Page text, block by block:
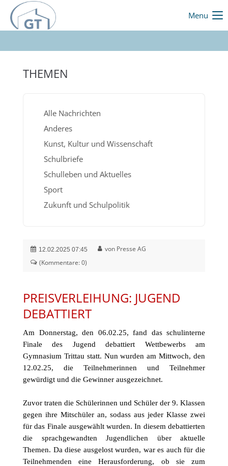
Menu
THEMEN
Alle Nachrichten
Anderes
Kunst, Kultur und Wissenschaft
Schulbriefe
Schulleben und Aktuelles
Sport
Zukunft und Schulpolitik
12.02.2025 07:45
von Presse AG
(Kommentare: 0)
PREISVERLEIHUNG: JUGEND
DEBATTIERT
Am Donnerstag, den 06.02.25, fand das schulinterne
Finale des Jugend debattiert Wettbewerbs am
Gymnasium Trittau statt. Nun wurden am Mittwoch, den
12.02.25, die Teilnehmerinnen und Teilnehmer
gewürdigt und die Gewinner ausgezeichnet.
Zuvor traten die Schülerinnen und Schüler der 9. Klassen
gegen ihre Mitschüler an, sodass aus jeder Klasse zwei
für das Finale ausgewählt wurden. In diesem debattierten
die sprachgewandten Jugendlichen über aktuelle
Themen. Da diese ausgelost wurden, war es auch für die
Teilnehmenden eine Herausforderung, ob sie zum